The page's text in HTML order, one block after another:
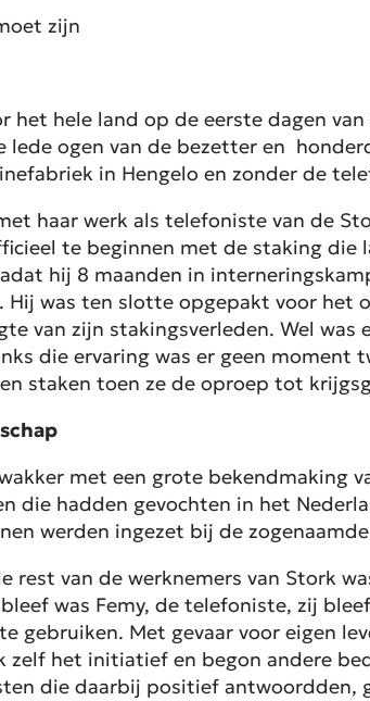
zijn
het hele land op de eerste dagen
lede ogen van de bezetter en
in Hengelo en zonder de
haar werk als telefoniste van de
te beginnen met de staking
hij 8 maanden in
was ten slotte opgepakt voor het
van zijn stakingsverleden. Wel
die ervaring was er geen
staken toen ze de oproep tot
met een grote bekendmaking
die hadden gevochten in het
werden ingezet bij de zogenaamde
rest van de werknemers van Stork
was Femy, de telefoniste, zij
gebruiken. Met gevaar voor eigen
zelf het initiatief en begon andere
die daarbij positief antwoordden,